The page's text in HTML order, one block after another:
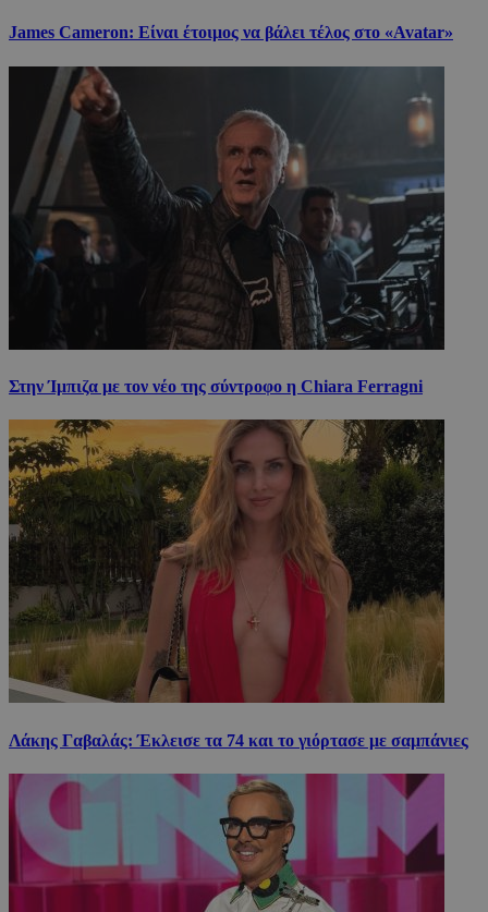
James Cameron: Είναι έτοιμος να βάλει τέλος στο «Avatar»
Στην Ίμπιζα με τον νέο της σύντροφο η Chiara Ferragni
Λάκης Γαβαλάς: Έκλεισε τα 74 και το γιόρτασε με σαμπάνιες